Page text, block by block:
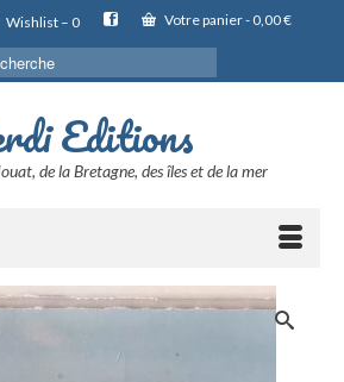
Wishlist – 0 Votre panier- 0,00€
:
Editions
de la Bretagne, des îles et de la mer